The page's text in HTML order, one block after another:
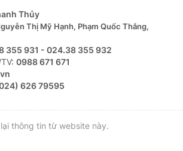
Thủy
Thị Mỹ Hạnh, Phạm Quốc Thắng,
355 931 - 024.38 355 932
0988 671 671
626 79595
thông tin từ website này.